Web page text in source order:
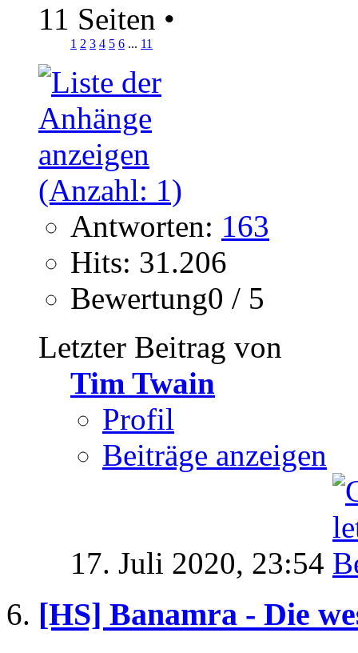
11 Seiten •
1 2 3 4 5 6 ... 11
Antworten: 163
Hits: 31.206
Bewertung0 / 5
Letzter Beitrag von
Tim Twain
Profil
Beiträge anzeigen
17. Juli 2020, 23:54
[HS] Banamra - Die